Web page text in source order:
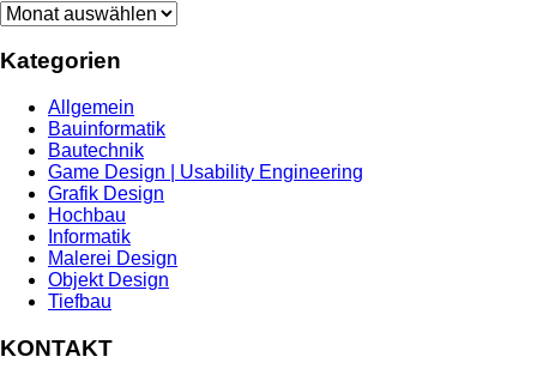
Archiv
Kategorien
Allgemein
Bauinformatik
Bautechnik
Game Design | Usability Engineering
Grafik Design
Hochbau
Informatik
Malerei Design
Objekt Design
Tiefbau
KONTAKT